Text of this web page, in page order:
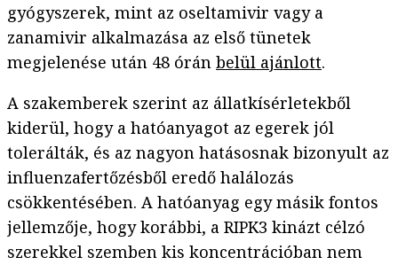
gyógyszerek, mint az oseltamivir vagy a
zanamivir alkalmazása az első tünetek
megjelenése után 48 órán belül ajánlott.
A szakemberek szerint az állatkísérletekből
kiderül, hogy a hatóanyagot az egerek jól
tolerálták, és az nagyon hatásosnak bizonyult az
influenzafertőzésből eredő halálozás
csökkentésében. A hatóanyag egy másik fontos
jellemzője, hogy korábbi, a RIPK3 kinázt célzó
szerekkel szemben kis koncentrációban nem